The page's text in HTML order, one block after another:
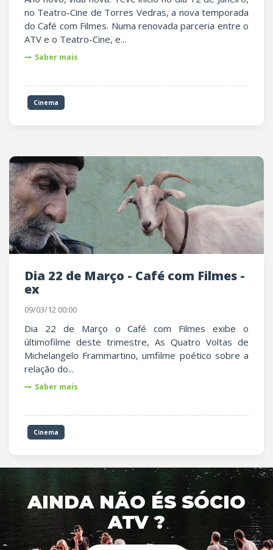
no Teatro-Cine de Torres Vedras, a nova temporada
do Café com Filmes. Numa renovada parceria entre o
ATV e o Teatro-Cine, e...
Saber mais
Cinema
Dia 22 de Março - Café com Filmes -
ex
09/03/12 00:00
Dia 22 de Março o Café com Filmes exibe o
últimofilme deste trimestre, As Quatro Voltas de
Michelangelo Frammartino, umfilme poético sobre a
relação do...
Saber mais
Cinema
AINDA NÃO ÉS SÓCIO
ATV ?